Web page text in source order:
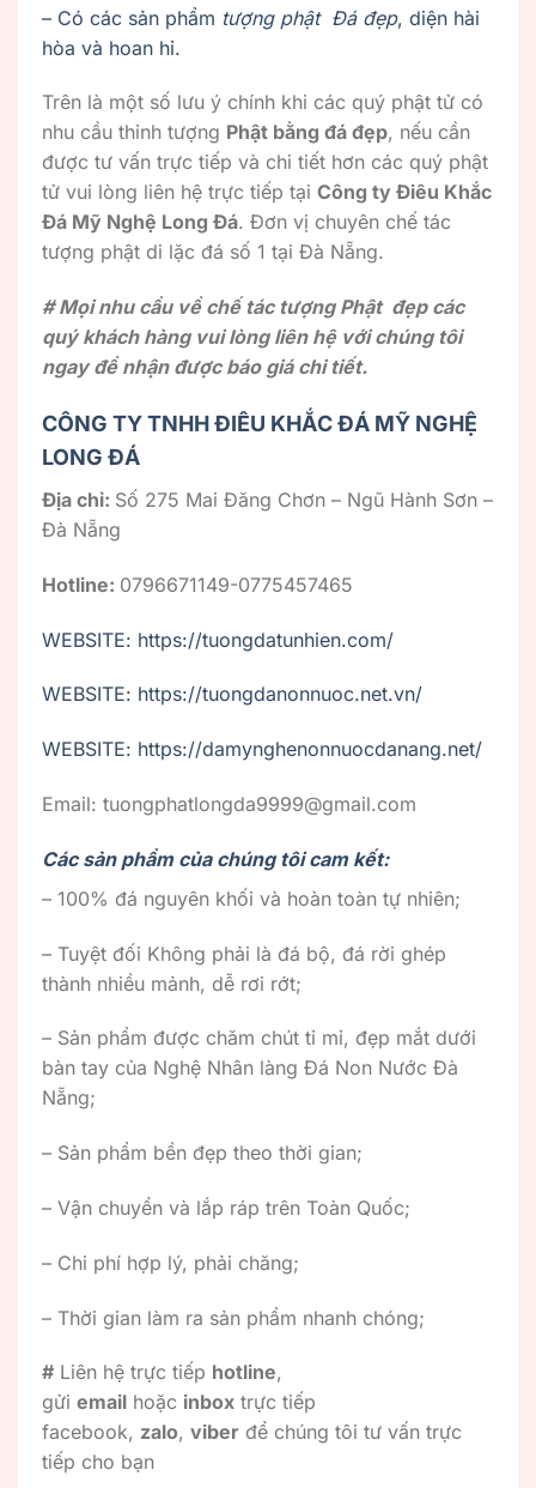
– Có các sản phẩm tượng phật Đá đẹp, diện hài
hòa và hoan hỉ.
Trên là một số lưu ý chính khi các quý phật tử có
nhu cầu thỉnh tượng Phật bằng đá đẹp, nếu cần
được tư vấn trực tiếp và chi tiết hơn các quý phật
tử vui lòng liên hệ trực tiếp tại Công ty Điêu Khắc
Đá Mỹ Nghệ Long Đá. Đơn vị chuyên chế tác
tượng phật di lặc đá số 1 tại Đà Nẵng.
# Mọi nhu cầu về chế tác tượng Phật đẹp các
quý khách hàng vui lòng liên hệ với chúng tôi
ngay để nhận được báo giá chi tiết.
CÔNG TY TNHH ĐIÊU KHẮC ĐÁ MỸ NGHỆ
LONG ĐÁ
Địa chỉ: Số 275 Mai Đăng Chơn – Ngũ Hành Sơn –
Đà Nẵng
Hotline: 0796671149-0775457465
WEBSITE: https://tuongdatunhien.com/
WEBSITE: https://tuongdanonnuoc.net.vn/
WEBSITE: https://damynghenonnuocdanang.net/
Email: tuongphatlongda9999@gmail.com
Các sản phẩm của chúng tôi cam kết:
– 100% đá nguyên khối và hoàn toàn tự nhiên;
– Tuyệt đối Không phải là đá bộ, đá rời ghép
thành nhiều mảnh, dễ rơi rớt;
– Sản phẩm được chăm chút tỉ mỉ, đẹp mắt dưới
bàn tay của Nghệ Nhân làng Đá Non Nước Đà
Nẵng;
– Sản phẩm bền đẹp theo thời gian;
– Vận chuyển và lắp ráp trên Toàn Quốc;
– Chi phí hợp lý, phải chăng;
– Thời gian làm ra sản phẩm nhanh chóng;
# Liên hệ trực tiếp hotline,
gửi email hoặc inbox trực tiếp
facebook, zalo, viber để chúng tôi tư vấn trực
tiếp cho bạn